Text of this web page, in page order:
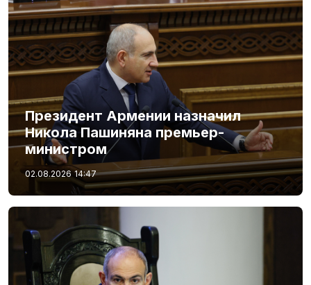
Президент Армении назначил
Никола Пашиняна премьер-
министром
02.08.2026 14:47